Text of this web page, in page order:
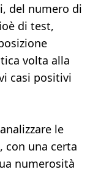
del numero di
di test,
volta alla
casi positivi
le
con una certa
numerosità